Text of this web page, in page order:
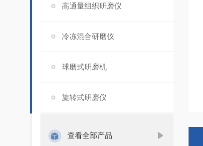
高通量组织研磨仪
冷冻混合研磨仪
球磨式研磨机
旋转式研磨仪
查看全部产品